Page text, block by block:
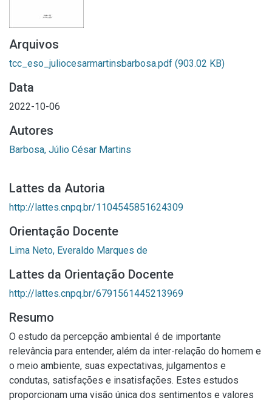
Arquivos
tcc_eso_juliocesarmartinsbarbosa.pdf (903.02 KB)
Data
2022-10-06
Autores
Barbosa, Júlio César Martins
Lattes da Autoria
http://lattes.cnpq.br/1104545851624309
Orientação Docente
Lima Neto, Everaldo Marques de
Lattes da Orientação Docente
http://lattes.cnpq.br/6791561445213969
Resumo
O estudo da percepção ambiental é de importante
relevância para entender, além da inter-relação do homem e
o meio ambiente, suas expectativas, julgamentos e
condutas, satisfações e insatisfações. Estes estudos
proporcionam uma visão única dos sentimentos e valores